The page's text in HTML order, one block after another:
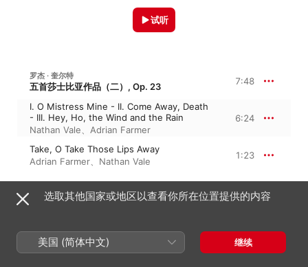
试听
罗杰 · 奎尔特
五首莎士比亚作品（二）, Op. 23 7:48
I. O Mistress Mine - II. Come Away, Death
- III. Hey, Ho, the Wind and the Rain
Nathan Vale、 Adrian Farmer
6:24
Take, O Take Those Lips Away
Adrian Farmer、 Nathan Vale
1:23
奎尔特：A WINTER'S TALE
When Daffodils Begin to Peer
Adrian Farmer、Nathan Vale
1:05
选取其他国家或地区以查看你所在位置提供的内容
美国 (简体中文) 继续